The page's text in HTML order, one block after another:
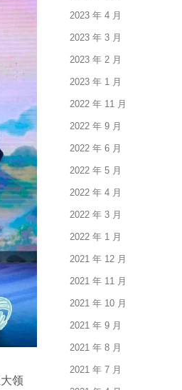
领
2023 年 4 月
2023 年 3 月
2023 年 2 月
2023 年 1 月
2022 年 11 月
2022 年 9 月
2022 年 6 月
2022 年 5 月
2022 年 4 月
2022 年 3 月
2022 年 1 月
2021 年 12 月
2021 年 11 月
2021 年 10 月
2021 年 9 月
2021 年 8 月
2021 年 7 月